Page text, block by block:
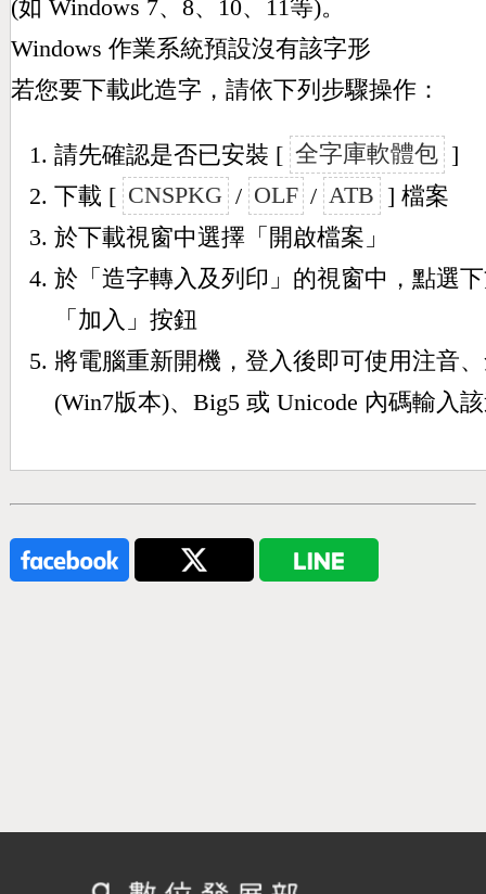
(如 Windows 7、8、10、11等)。
Windows 作業系統預設沒有該字形
若您要下載此造字，請依下列步驟操作：
請先確認是否已安裝 [ 全字庫軟體包 ]
下載 [ CNSPKG / OLF / ATB ] 檔案
於下載視窗中選擇「開啟檔案」
於「造字轉入及列印」的視窗中，點選
「加入」按鈕
將電腦重新開機，登入後即可使用注音
(Win7版本)、Big5 或 Unicode 內碼輸入